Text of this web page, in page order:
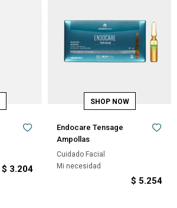
$ 3.204
Endocare Tensage
Ampollas
Cuidado Facial
Mi necesidad
$ 5.254